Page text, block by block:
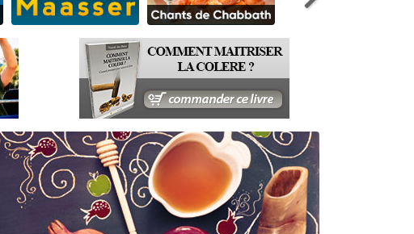
à travers le temps